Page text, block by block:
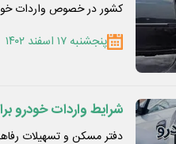
کشور در خصوص واردات
پنجشنبه ۱۷ اسفند ۱۴۰۲
شرایط واردات خودرو